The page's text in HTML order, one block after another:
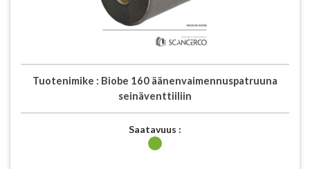
Tuotenimike : Biobe 160 äänenvaimennuspatruuna
seinäventtiiliin
Saatavuus :